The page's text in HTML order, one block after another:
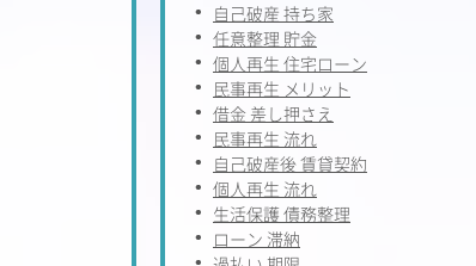
自己破産 持ち家
任意整理 貯金
個人再生 住宅ローン
民事再生 メリット
借金 差し押さえ
民事再生 流れ
自己破産後 賃貸契約
個人再生 流れ
生活保護 債務整理
ローン 滞納